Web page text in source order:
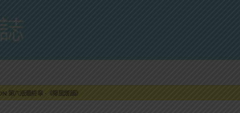
產業再次迎來重磅利多
第六版最終章 -《椰風煖韻》
全新套餐限時登場